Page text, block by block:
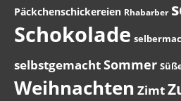
Päckchenschickereien Rhabarber
Schokolade
selbstgemachtSommer
Weihnachten Zimt